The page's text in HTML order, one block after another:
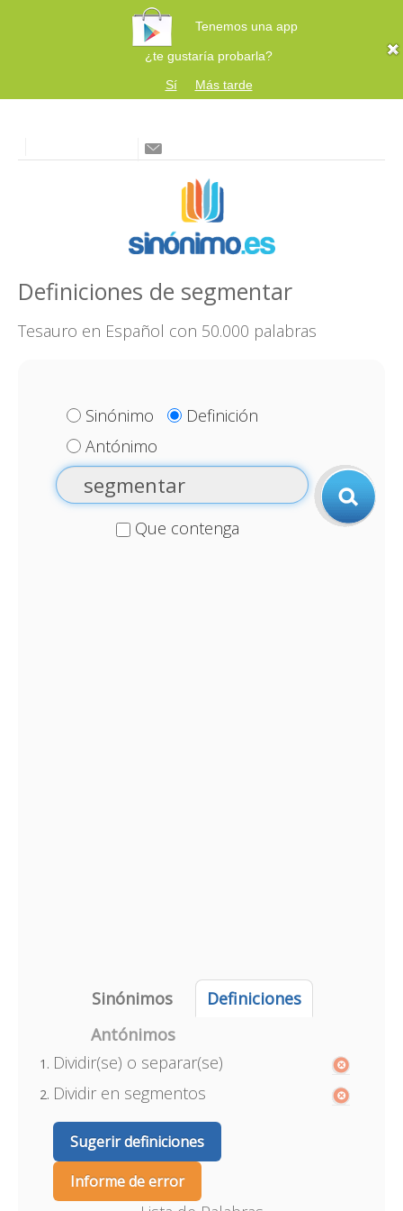
Tenemos una app
¿te gustaría probarla?
Sí
Más tarde
Definiciones de segmentar
Tesauro en Español con 50.000 palabras
Sinónimo
Definición
Antónimo
Que contenga
Sinónimos
Definiciones
Antónimos
Dividir(se) o separar(se)
Dividir en segmentos
Sugerir definiciones
Informe de error